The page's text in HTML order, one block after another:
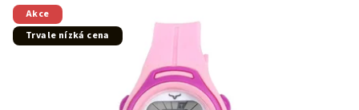
hvězdiček.
Akce
Trvale nízká cena